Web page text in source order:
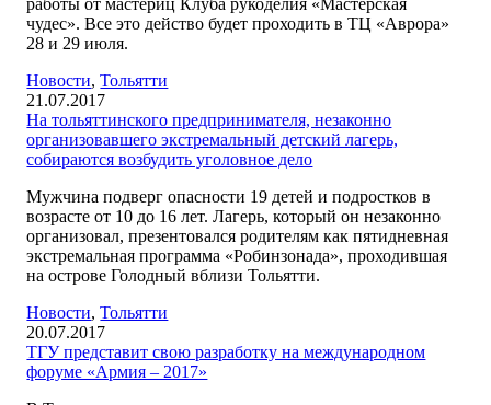
работы от мастериц Клуба рукоделия «Мастерская
чудес». Все это действо будет проходить в ТЦ «Аврора»
28 и 29 июля.
Новости,Тольятти
21.07.2017
На тольяттинского предпринимателя, незаконно
организовавшего экстремальный детский лагерь,
собираются возбудить уголовное дело
Мужчина подверг опасности 19 детей и подростков в
возрасте от 10 до 16 лет. Лагерь, который он незаконно
организовал, презентовался родителям как пятидневная
экстремальная программа «Робинзонада», проходившая
на острове Голодный вблизи Тольятти.
Новости,Тольятти
20.07.2017
ТГУ представит свою разработку на международном
форуме «Армия – 2017»